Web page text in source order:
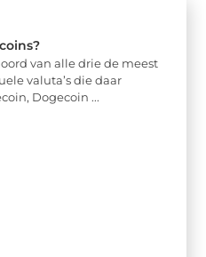
van alle drie de meest
valuta’s die daar
Dogecoin ...